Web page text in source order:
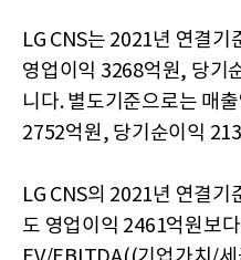
LG CNS는 2021년 연결
영업이익 3268억원, 당기
니다. 별도기준으로는 매
2752억원, 당기순이익
LG CNS의 2021년 연결
도 영업이익 2461억원보